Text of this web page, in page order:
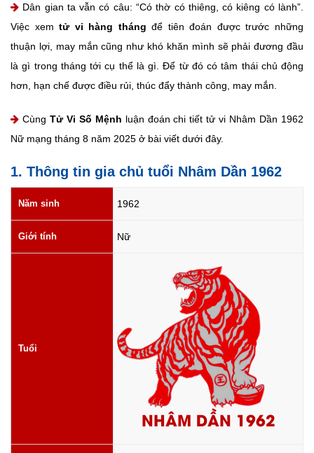
Dân gian ta vẫn có câu: “Có thờ có thiêng, có kiêng có lành”.
Việc xemtử vi hàng tháng để tiên đoán được trước những
thuận lợi, may mắn cũng như khó khăn mình sẽ phải đương đầu
là gì trong tháng tới cụ thể là gì. Để từ đó có tâm thái chủ động
hơn, hạn chế được điều rủi, thúc đẩy thành công, may mắn.
Cùng Tử Vi Số Mệnh luận đoán chi tiết tử vi Nhâm Dần 1962
Nữ mạng tháng 8 năm 2025 ở bài viết dưới đây.
1. Thông tin gia chủ tuổi Nhâm Dần 1962
Năm sinh 1962
Giới tính Nữ
Tuổi
NHÂM DẦN 1962